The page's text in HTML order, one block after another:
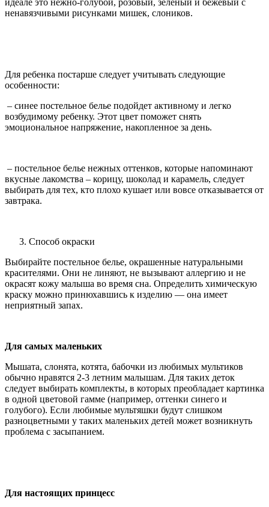
идеале это нежно-голубой, розовый, зеленый и бежевый с
ненавязчивыми рисунками мишек, слоников.
Для ребенка постарше следует учитывать следующие
особенности:
– синее постельное белье подойдет активному и легко
возбудимому ребенку. Этот цвет поможет снять
эмоциональное напряжение, накопленное за день.
– постельное белье нежных оттенков, которые напоминают
вкусные лакомства – корицу, шоколад и карамель, следует
выбирать для тех, кто плохо кушает или вовсе отказывается от
завтрака.
Способ окраски
Выбирайте постельное белье, окрашенные натуральными
красителями. Они не линяют, не вызывают аллергию и не
окрасят кожу малыша во время сна. Определить химическую
краску можно принюхавшись к изделию — она имеет
неприятный запах.
Для самых маленьких
Мышата, слонята, котята, бабочки из любимых мультиков
обычно нравятся 2-3 летним малышам. Для таких деток
следует выбирать комплекты, в которых преобладает картинка
в одной цветовой гамме (например, оттенки синего и
голубого). Если любимые мультяшки будут слишком
разноцветными у таких маленьких детей может возникнуть
проблема с засыпанием.
Для настоящих принцесс